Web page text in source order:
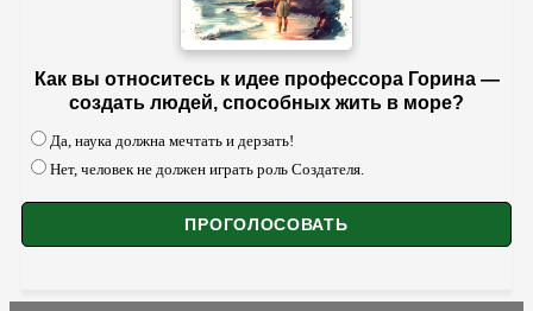
Как вы относитесь к идее профессора Горина —
создать людей, способных жить в море?
Да, наука должна мечтать и дерзать!
Нет, человек не должен играть роль Создателя.